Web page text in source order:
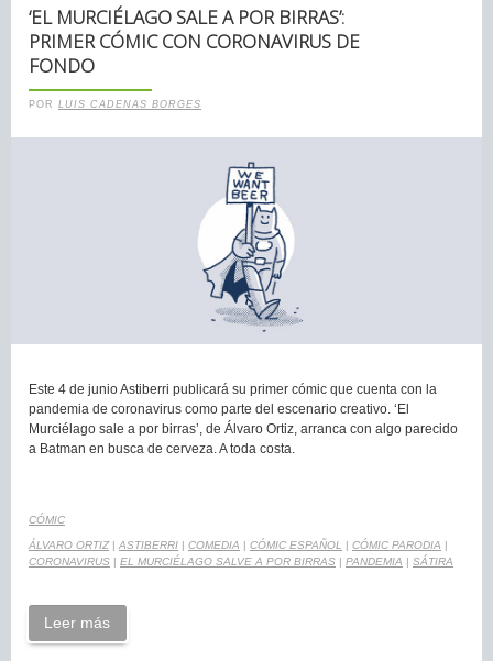
‘EL MURCIÉLAGO SALE A POR BIRRAS’:
PRIMER CÓMIC CON CORONAVIRUS DE
FONDO
POR LUIS CADENAS BORGES
Este 4 de junio Astiberri publicará su primer cómic que cuenta con la
pandemia de coronavirus como parte del escenario creativo. ‘El
Murciélago sale a por birras’, de Álvaro Ortiz, arranca con algo parecido
a Batman en busca de cerveza. A toda costa.
CÓMIC
ÁLVARO ORTIZ| ASTIBERRI | COMEDIA | CÓMIC ESPAÑOL | CÓMIC PARODIA |
CORONAVIRUS | EL MURCIÉLAGO SALVE A POR BIRRAS | PANDEMIA | SÁTIRA
Leer más